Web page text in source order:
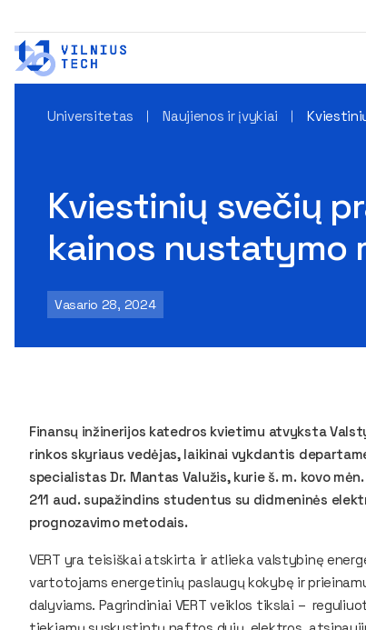
Universitetas Naujienos ir įvykiai
Kviestinių svečių
kainos nustatymo
Vasario 28, 2024
Finansų inžinerijos katedros kvietimu atvyksta
rinkos skyriaus vedėjas, laikinai vykdantis
specialistas Dr. Mantas Valužis, kurie š. m. kovo
211 aud. supažindins studentus su didmeninės
prognozavimo metodais.
VERT yra teisiškai atskirta ir atlieka valstybinę
vartotojams energetinių paslaugų kokybę ir
dalyviams. Pagrindiniai VERT veiklos tikslai –